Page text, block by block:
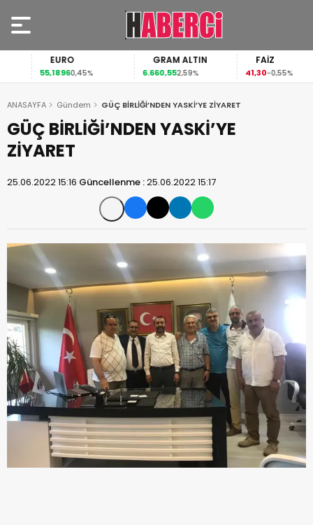
EURO
55,18960,45%
GRAM ALTIN
6.660,552,59%
FAİZ
41,30-0,55%
ANASAYFA Gündem GÜÇ BİRLİĞİ’NDEN YASKİ’YE ZİYARET
GÜÇ BİRLİĞİ’NDEN YASKİ’YE
ZİYARET
25.06.2022 15:16 Güncellenme :25.06.2022 15:17